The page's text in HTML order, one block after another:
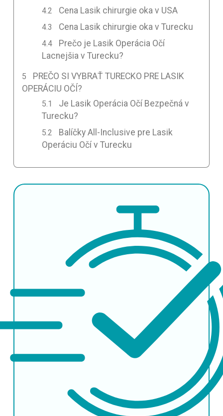
Cena Lasik chirurgie oka v USA
Cena Lasik chirurgie oka v Turecku
Prečo je Lasik Operácia Očí
Lacnejšia v Turecku?
PREČO SI VYBRAŤ TURECKO PRE LASIK
OPERÁCIU OČÍ?
Je Lasik Operácia Očí Bezpečná v
Turecku?
Balíčky All-Inclusive pre Lasik
Operáciu Očí v Turecku